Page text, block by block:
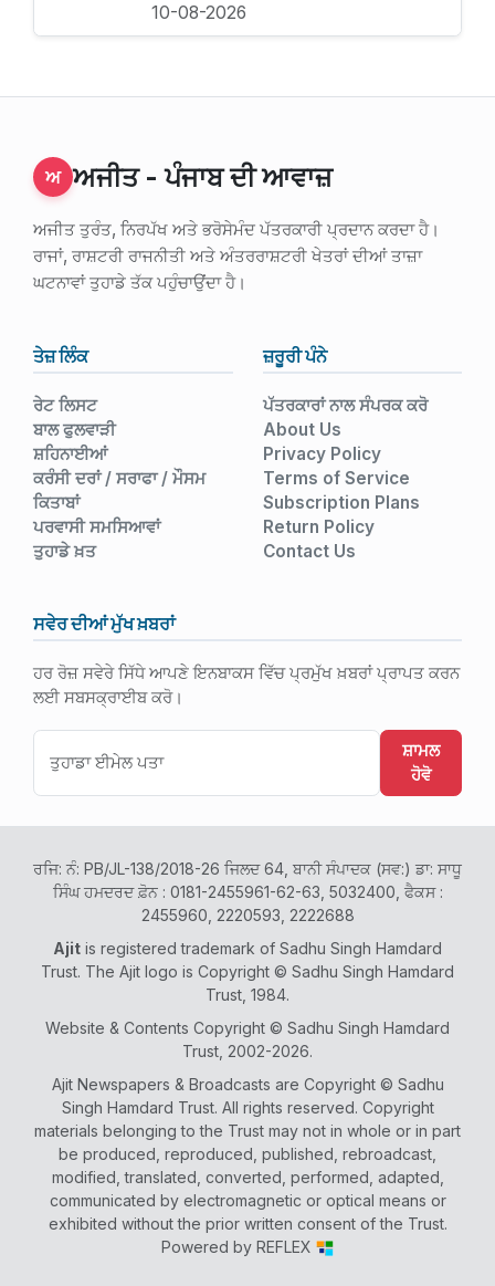
10-08-2026
ਅ ਅਜੀਤ - ਪੰਜਾਬ ਦੀ ਆਵਾਜ਼
ਅਜੀਤ ਤੁਰੰਤ, ਨਿਰਪੱਖ ਅਤੇ ਭਰੋਸੇਮੰਦ ਪੱਤਰਕਾਰੀ ਪ੍ਰਦਾਨ ਕਰਦਾ ਹੈ।
ਰਾਜਾਂ, ਰਾਸ਼ਟਰੀ ਰਾਜਨੀਤੀ ਅਤੇ ਅੰਤਰਰਾਸ਼ਟਰੀ ਖੇਤਰਾਂ ਦੀਆਂ ਤਾਜ਼ਾ
ਘਟਨਾਵਾਂ ਤੁਹਾਡੇ ਤੱਕ ਪਹੁੰਚਾਉਂਦਾ ਹੈ।
ਤੇਜ਼ ਲਿੰਕ
ਰੇਟ ਲਿਸਟ
ਬਾਲ ਫੁਲਵਾੜੀ
ਸ਼ਹਿਨਾਈਆਂ
ਕਰੰਸੀ ਦਰਾਂ / ਸਰਾਫਾ / ਮੌਸਮ
ਕਿਤਾਬਾਂ
ਪਰਵਾਸੀ ਸਮਸਿਆਵਾਂ
ਤੁਹਾਡੇ ਖ਼ਤ
ਜ਼ਰੂਰੀ ਪੰਨੇ
ਪੱਤਰਕਾਰਾਂ ਨਾਲ ਸੰਪਰਕ ਕਰੋ
About Us
Privacy Policy
Terms of Service
Subscription Plans
Return Policy
Contact Us
ਸਵੇਰ ਦੀਆਂ ਮੁੱਖ ਖ਼ਬਰਾਂ
ਹਰ ਰੋਜ਼ ਸਵੇਰੇ ਸਿੱਧੇ ਆਪਣੇ ਇਨਬਾਕਸ ਵਿੱਚ ਪ੍ਰਮੁੱਖ ਖ਼ਬਰਾਂ ਪ੍ਰਾਪਤ ਕਰਨ
ਲਈ ਸਬਸਕ੍ਰਾਈਬ ਕਰੋ।
ਸ਼ਾਮਲ
ਹੋਵੋ
ਰਜਿ: ਨੰ: PB/JL-138/2018-26 ਜਿਲਦ 64, ਬਾਨੀ ਸੰਪਾਦਕ (ਸਵ:) ਡਾ: ਸਾਧੂ
ਸਿੰਘ ਹਮਦਰਦ ਫ਼ੋਨ : 0181-2455961-62-63, 5032400, ਫੈਕਸ :
2455960, 2220593, 2222688
Ajit is registered trademark of Sadhu Singh Hamdard
Trust. The Ajit logo is Copyright © Sadhu Singh Hamdard
Trust, 1984.
Website & Contents Copyright © Sadhu Singh Hamdard
Trust, 2002-2026.
Ajit Newspapers & Broadcasts are Copyright © Sadhu
Singh Hamdard Trust. All rights reserved. Copyright
materials belonging to the Trust may not in whole or in part
be produced, reproduced, published, rebroadcast,
modified, translated, converted, performed, adapted,
communicated by electromagnetic or optical means or
exhibited without the prior written consent of the Trust.
Powered by REFLEX